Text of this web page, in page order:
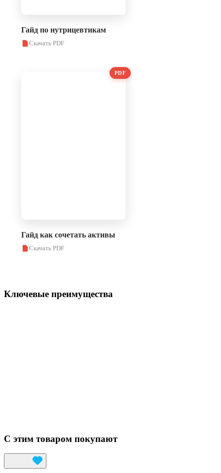
Гайд по нутрицевтикам
Скачать PDF
PDF
Гайд как сочетать активы
Скачать PDF
Ключевые преимущества
С этим товаром покупают